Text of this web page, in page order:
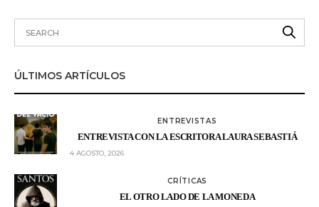
ÚLTIMOS ARTÍCULOS
ENTREVISTAS
ENTREVISTA CON LA ESCRITORA LAURA SEBASTIÁ
4 AGOSTO, 2026
CRÍTICAS
EL OTRO LADO DE LA MONEDA